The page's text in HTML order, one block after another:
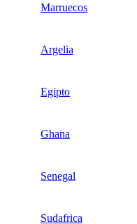
Marruecos
Argelia
Egipto
Ghana
Senegal
Sudafrica